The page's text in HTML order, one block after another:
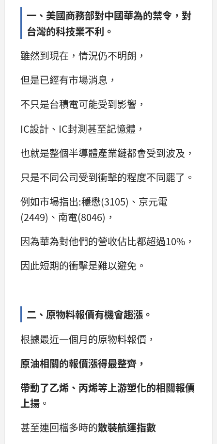
一、美國商務部對中國華為的禁令，對
台灣的科技業不利。
雖然到現在，情況仍不明朗，
但是已經有市場消息，
不只是台積電可能受到影響，
IC設計、IC封測甚至記憶體，
也就是整個半導體產業鏈都會受到波及，
只是不同公司受到衝擊的程度不同罷了。
例如市場指出:穩懋(3105)、京元電
(2449)、南電(8046)，
因為華為對他們的營收佔比都超過10%，
因此短期的衝擊是難以避免。
二、原物料報價有機會趨漲。
根據最近一個月的原物料報價，
原油相關的報價漲得最整齊，
帶動了乙烯、丙烯等上游塑化的相關報價
上揚 。
甚至連回檔多時的散裝航運指數